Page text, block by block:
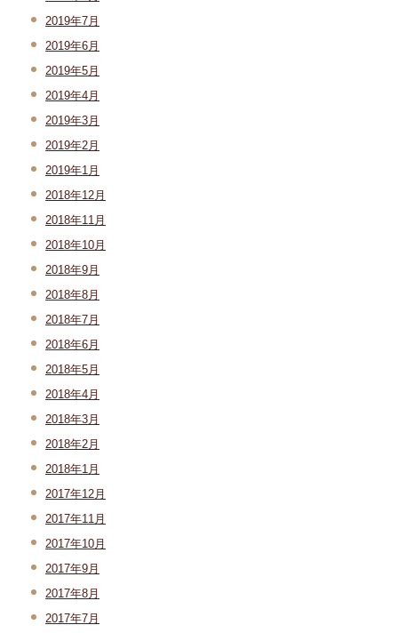
2019年7月
2019年6月
2019年5月
2019年4月
2019年3月
2019年2月
2019年1月
2018年12月
2018年11月
2018年10月
2018年9月
2018年8月
2018年7月
2018年6月
2018年5月
2018年4月
2018年3月
2018年2月
2018年1月
2017年12月
2017年11月
2017年10月
2017年9月
2017年8月
2017年7月